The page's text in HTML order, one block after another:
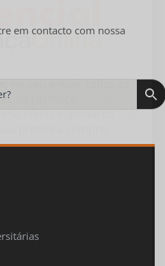
em contacto com nossa
no seu e-mail, todas as
oferta especial de
15%